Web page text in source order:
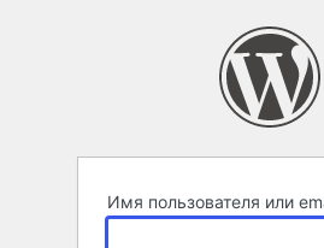
Имя пользователя или